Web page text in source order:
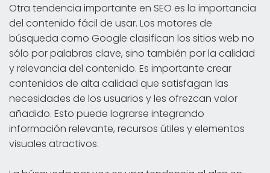
Otra tendencia importante en SEO es la importancia
del contenido fácil de usar. Los motores de
búsqueda como Google clasifican los sitios web no
sólo por palabras clave, sino también por la calidad
y relevancia del contenido. Es importante crear
contenidos de alta calidad que satisfagan las
necesidades de los usuarios y les ofrezcan valor
añadido. Esto puede lograrse integrando
información relevante, recursos útiles y elementos
visuales atractivos.